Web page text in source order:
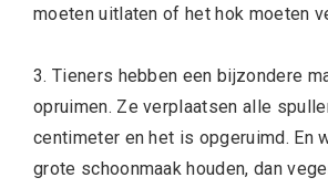
moeten uitlaten of het hok moeten
3. Tieners hebben een bijzondere
opruimen. Ze verplaatsen alle
centimeter en het is opgeruimd. En
grote schoonmaak houden, dan